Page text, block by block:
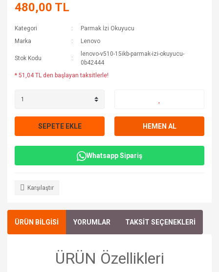
480,00 TL
Kategori
Parmak İzi Okuyucu
Marka
Lenovo
Stok Kodu
lenovo-v510-15ikb-parmak-izi-okuyucu-
0b42444
* 51,04 TL den başlayan taksitlerle!
SEPETE EKLE HEMEN AL
Whatsapp Sipariş
Karşılaştır
ÜRÜN BİLGİSİ YORUMLAR TAKSİT SEÇENEKLERİ
ÜRÜN Özellikleri